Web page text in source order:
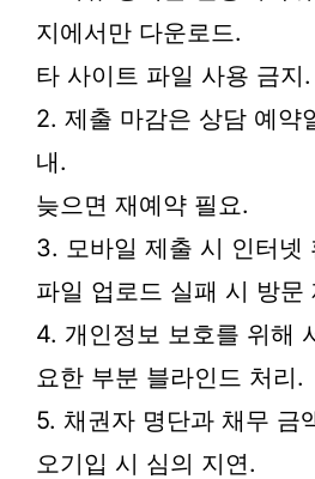
지에서만 다운로드.
타 사이트 파일 사용 금지.
2. 제출 마감은 상담 예약
내.
늦으면 재예약 필요.
3. 모바일 제출 시 인터넷
파일 업로드 실패 시 방문
4. 개인정보 보호를 위해
요한 부분 블라인드 처리.
5. 채권자 명단과 채무 금
오기입 시 심의 지연.